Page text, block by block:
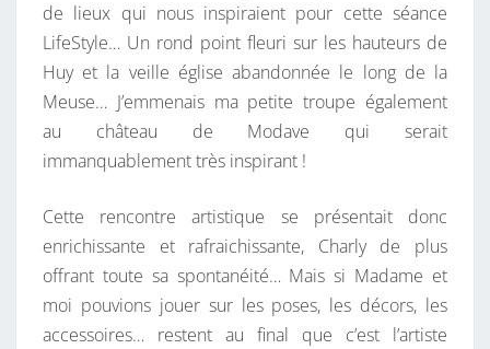
de lieux qui nous inspiraient pour cette séance
LifeStyle… Un rond point fleuri sur les hauteurs de
Huy et la veille église abandonnée le long de la
Meuse… J’emmenais ma petite troupe également
au château de Modave qui serait
immanquablement très inspirant !
Cette rencontre artistique se présentait donc
enrichissante et rafraichissante, Charly de plus
offrant toute sa spontanéité… Mais si Madame et
moi pouvions jouer sur les poses, les décors, les
accessoires… restent au final que c’est l’artiste